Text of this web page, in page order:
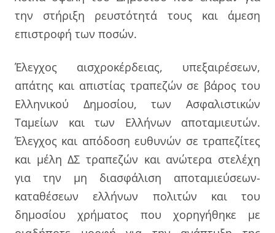
την στήριξη ρευστότητά τους και άμεση
επιστροφή των ποσών.
Έλεγχος αισχροκέρδειας, υπεξαιρέσεων,
απάτης και απιστίας τραπεζών σε βάρος του
Ελληνικού Δημοσίου, των Ασφαλιστικών
Ταμείων και των Ελλήνων αποταμιευτών.
Έλεγχος και απόδοση ευθυνών σε τραπεζίτες
και μέλη ΔΣ τραπεζών και ανώτερα στελέχη
για την μη διασφάλιση αποταμιεύσεων-
καταθέσεων ελλήνων πολιτών και του
δημοσίου χρήματος που χορηγήθηκε με